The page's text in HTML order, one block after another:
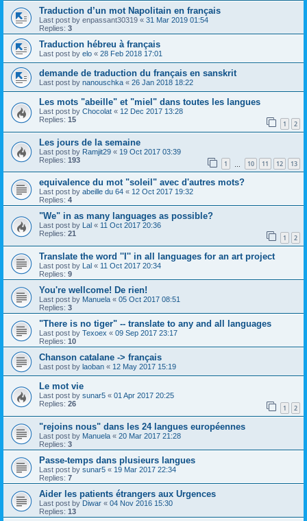
Traduction d’un mot Napolitain en français
Last post by enpassant30319 « 31 Mar 2019 01:54
Replies: 3
Traduction hébreu à français
Last post by elo « 28 Feb 2018 17:01
demande de traduction du français en sanskrit
Last post by nanouschka « 26 Jan 2018 18:22
Les mots "abeille" et "miel" dans toutes les langues
Last post by Chocolat « 12 Dec 2017 13:28
Replies: 15 1 2
Les jours de la semaine
Last post by Ramjit29 « 19 Oct 2017 03:39
Replies: 193 1 10 11 12 13
equivalence du mot "soleil" avec d'autres mots?
Last post by abeille du 64 « 12 Oct 2017 19:32
Replies: 4
"We" in as many languages as possible?
Last post by Lal « 11 Oct 2017 20:36
Replies: 21 1 2
Translate the word ''I'' in all languages for an art project
Last post by Lal « 11 Oct 2017 20:34
Replies: 9
You're wellcome! De rien!
Last post by Manuela « 05 Oct 2017 08:51
Replies: 3
"There is no tiger" -- translate to any and all languages
Last post by Texoex « 09 Sep 2017 23:17
Replies: 10
Chanson catalane -> français
Last post by laoban « 12 May 2017 15:19
Le mot vie
Last post by sunar5 « 01 Apr 2017 20:25
Replies: 26 1 2
"rejoins nous" dans les 24 langues européennes
Last post by Manuela « 20 Mar 2017 21:28
Replies: 3
Passe-temps dans plusieurs langues
Last post by sunar5 « 19 Mar 2017 22:34
Replies: 7
Aider les patients étrangers aux Urgences
Last post by Diwar « 04 Nov 2016 15:30
Replies: 13